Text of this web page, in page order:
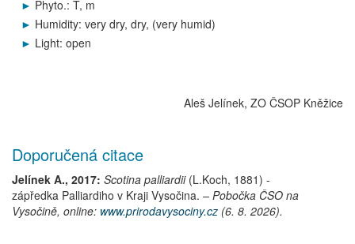
Phyto.: T, m
Humidity: very dry, dry, (very humid)
Light: open
Aleš Jelínek, ZO ČSOP Kněžice
Doporučená citace
Jelínek A., 2017: Scotina palliardii (L.Koch, 1881) -
zápředka Palliardiho v Kraji Vysočina. – Pobočka ČSO na
Vysočině, online: www.prirodavysociny.cz (6. 8. 2026).